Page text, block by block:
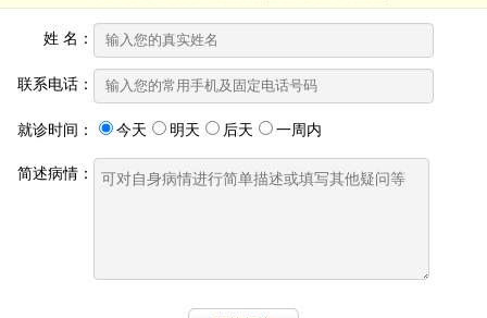
姓 名：
联系电话：
就诊时间： 今天 明天 后天 一周内
简述病情：